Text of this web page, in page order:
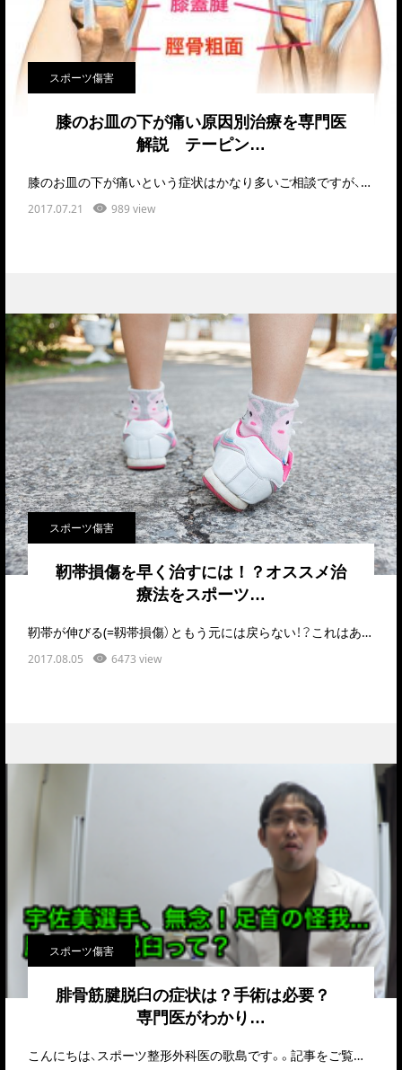
スポーツ傷害
膝のお皿の下が痛い原因別治療を専門医
解説 テーピン…
膝のお皿の下が痛いという症状はかなり多いご相談ですが、診察だけで原因はかなり絞れます。それをでき…
2017.07.21 989 view
スポーツ傷害
靭帯損傷を早く治すには！？オススメ治
療法をスポーツ…
靭帯が伸びる(=靱帯損傷）ともう元には戻らない！？これはある意味では正解で、ある意味では不正解で…
2017.08.05 6473 view
スポーツ傷害
腓骨筋腱脱臼の症状は？手術は必要？
専門医がわかり…
こんにちは、スポーツ整形外科医の歌島です。。記事をご覧いただきありがとうございます。&nbs…